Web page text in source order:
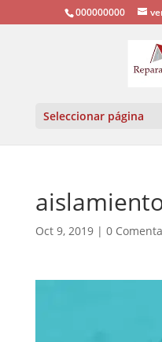
000000000
Seleccionar página
Oct 9, 2019| 0